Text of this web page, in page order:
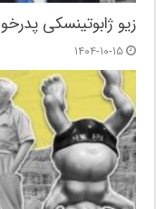
زیو ژابوتینسکی
۱۴۰۴-۱۰-۱۵